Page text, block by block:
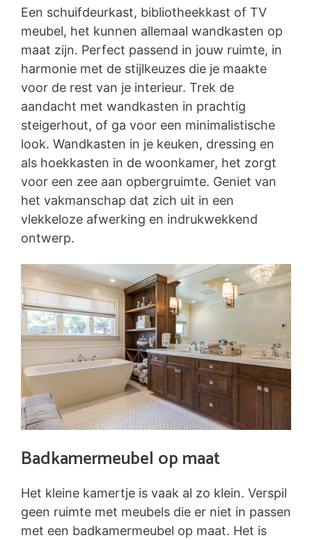
Een schuifdeurkast, bibliotheekkast of TV
meubel, het kunnen allemaal wandkasten op
maat zijn. Perfect passend in jouw ruimte, in
harmonie met de stijlkeuzes die je maakte
voor de rest van je interieur. Trek de
aandacht met wandkasten in prachtig
steigerhout, of ga voor een minimalistische
look. Wandkasten in je keuken, dressing en
als hoekkasten in de woonkamer, het zorgt
voor een zee aan opbergruimte. Geniet van
het vakmanschap dat zich uit in een
vlekkeloze afwerking en indrukwekkend
ontwerp.
Badkamermeubel op maat
Het kleine kamertje is vaak al zo klein. Verspil
geen ruimte met meubels die er niet in passen
met een badkamermeubel op maat. Het is